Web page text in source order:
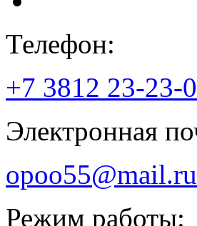
Телефон:
+7 3812 23-23-
Электронная
opoo55@mail.ru
Режим работы: